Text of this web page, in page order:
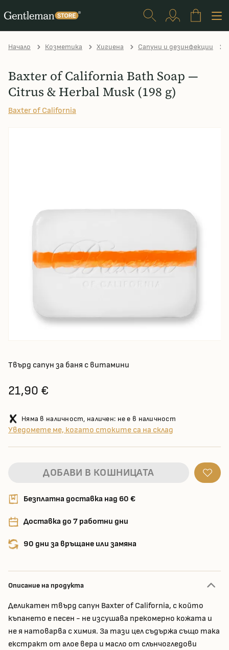
Начало Козметика Хигиена Сапуни и дезинфекции
Baxter of California Bath Soap —
Citrus & Herbal Musk (198 g)
Baxter of California
Твърд сапун за баня с витамини
21,90 €
Няма в наличност, наличен: не е в наличност
Уведомете ме, когато стоките са на склад
ДОБАВИ В КОШНИЦАТА
Безплатна доставка над 60 €
Доставка до 7 работни дни
90 дни за връщане или замяна
Описание на продукта
Деликатен твърд сапун Baxter of California, с който
къпането е песен - не изсушава прекомерно кожата и
не я натоварва с химия. За тази цел съдържа също така
екстракт от алое вера и масло от слънчогледови